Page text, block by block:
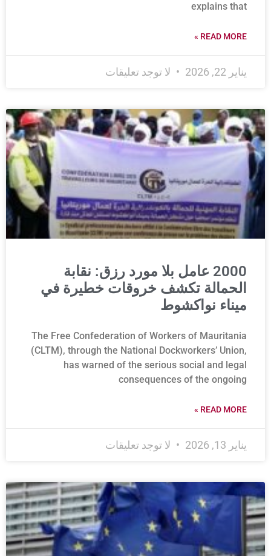
explains that
READ MORE »
يناير 22, 2026 لا توجد تعليقات
2000 عامل بلا مورد رزق: نقابة
الحمالة تكشف خروقات خطيرة في
ميناء نواكشوط
The Free Confederation of Workers of Mauritania
(CLTM), through the National Dockworkers’ Union,
has warned of the serious social and legal
consequences of the ongoing
READ MORE »
يناير 13, 2026 لا توجد تعليقات